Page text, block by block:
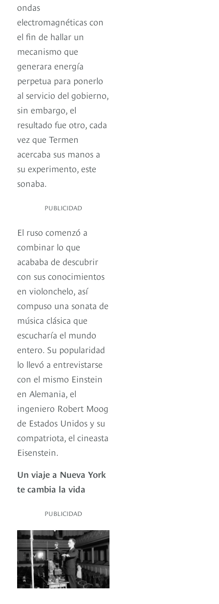
ondas
electromagnéticas con
el fin de hallar un
mecanismo que
generara energía
perpetua para ponerlo
al servicio del gobierno,
sin embargo, el
resultado fue otro, cada
vez que Termen
acercaba sus manos a
su experimento, este
sonaba.
PUBLICIDAD
El ruso comenzó a
combinar lo que
acababa de descubrir
con sus conocimientos
en violonchelo, así
compuso una sonata de
música clásica que
escucharía el mundo
entero. Su popularidad
lo llevó a entrevistarse
con el mismo Einstein
en Alemania, el
ingeniero Robert Moog
de Estados Unidos y su
compatriota, el cineasta
Eisenstein.
Un viaje a Nueva York
te cambia la vida
PUBLICIDAD